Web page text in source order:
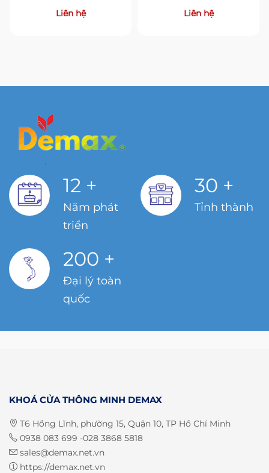
Liên hệ Liên hệ
12 +
Năm phát
triển
30 +
Tỉnh thành
200 +
Đại lý toàn
quốc
KHOÁ CỬA THÔNG MINH DEMAX
T6 Hồng Lĩnh, phường 15, Quận 10, TP Hồ Chí Minh
0938 083 699 -028 3868 5818
sales@demax.net.vn
https://demax.net.vn